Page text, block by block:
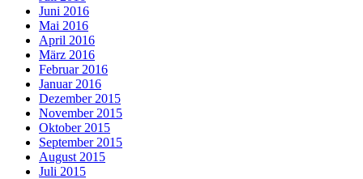
Juni 2016
Mai 2016
April 2016
März 2016
Februar 2016
Januar 2016
Dezember 2015
November 2015
Oktober 2015
September 2015
August 2015
Juli 2015